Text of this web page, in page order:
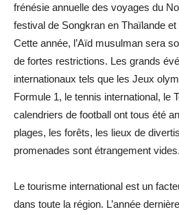
frénésie annuelle des voyages du
festival de Songkran en Thaïlande
Cette année, l’Aïd musulman sera
de fortes restrictions. Les grands
internationaux tels que les Jeux
Formule 1, le tennis international, le
calendriers de football ont tous été
plages, les forêts, les lieux de
promenades sont étrangement vides.
Le tourisme international est un
dans toute la région. L’année